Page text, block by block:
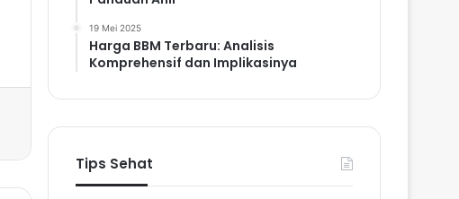
19 Mei 2025
Harga BBM Terbaru: Analisis
Komprehensif dan Implikasinya
Tips Sehat